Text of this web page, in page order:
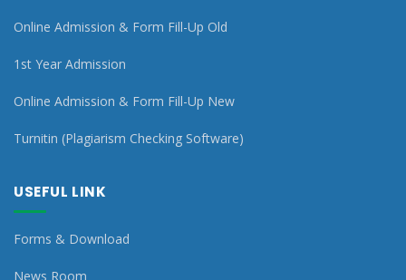
Online Admission & Form Fill-Up Old
1st Year Admission
Online Admission & Form Fill-Up New
Turnitin (Plagiarism Checking Software)
USEFUL LINK
Forms & Download
News Room